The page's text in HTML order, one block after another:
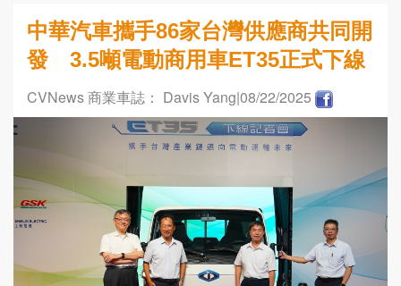
中華汽車攜手86家台灣供應商共同開
發 3.5噸電動商用車ET35正式下線
CVNews 商業車誌： Davis Yang|08/22/2025